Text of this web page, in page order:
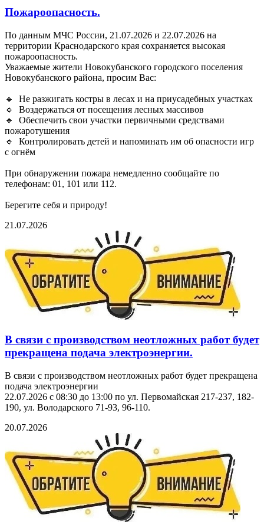
Пожароопасность.
По данным МЧС России, 21.07.2026 и 22.07.2026 на
территории Краснодарского края сохраняется высокая
пожароопасность.
Уважаемые жители Новокубанского городского поселения
Новокубанского района, просим Вас:
🔹 Не разжигать костры в лесах и на приусадебных участках
🔹 Воздержаться от посещения лесных массивов
🔹 Обеспечить свои участки первичными средствами
пожаротушения
🔹 Контролировать детей и напоминать им об опасности игр
с огнём
При обнаружении пожара немедленно сообщайте по
телефонам: 01, 101 или 112.
Берегите себя и природу!
21.07.2026
В связи с производством неотложных работ будет
прекращена подача электроэнергии.
В связи с производством неотложных работ будет прекращена
подача электроэнергии
22.07.2026 с 08:30 до 13:00 по ул. Первомайская 217-237, 182-
190, ул. Володарского 71-93, 96-110.
20.07.2026